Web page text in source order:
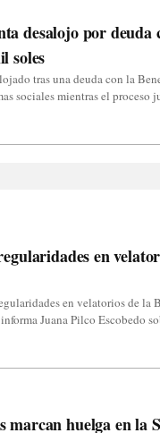
desalojo por deuda
soles
tras una deuda con la
sociales mientras el proceso
en
en velatorios de la
Juana Pilco Escobedo
marcan huelga en la